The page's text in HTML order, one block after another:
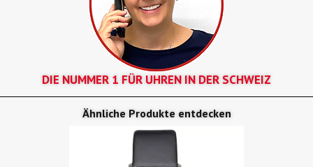
DIE NUMMER 1 FÜR UHREN IN DER SCHWEIZ
Ähnliche Produkte entdecken